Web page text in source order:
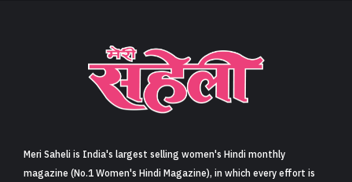
Meri Saheli is India's largest selling women's Hindi monthly
magazine (No.1 Women's Hindi Magazine), in which every effort is